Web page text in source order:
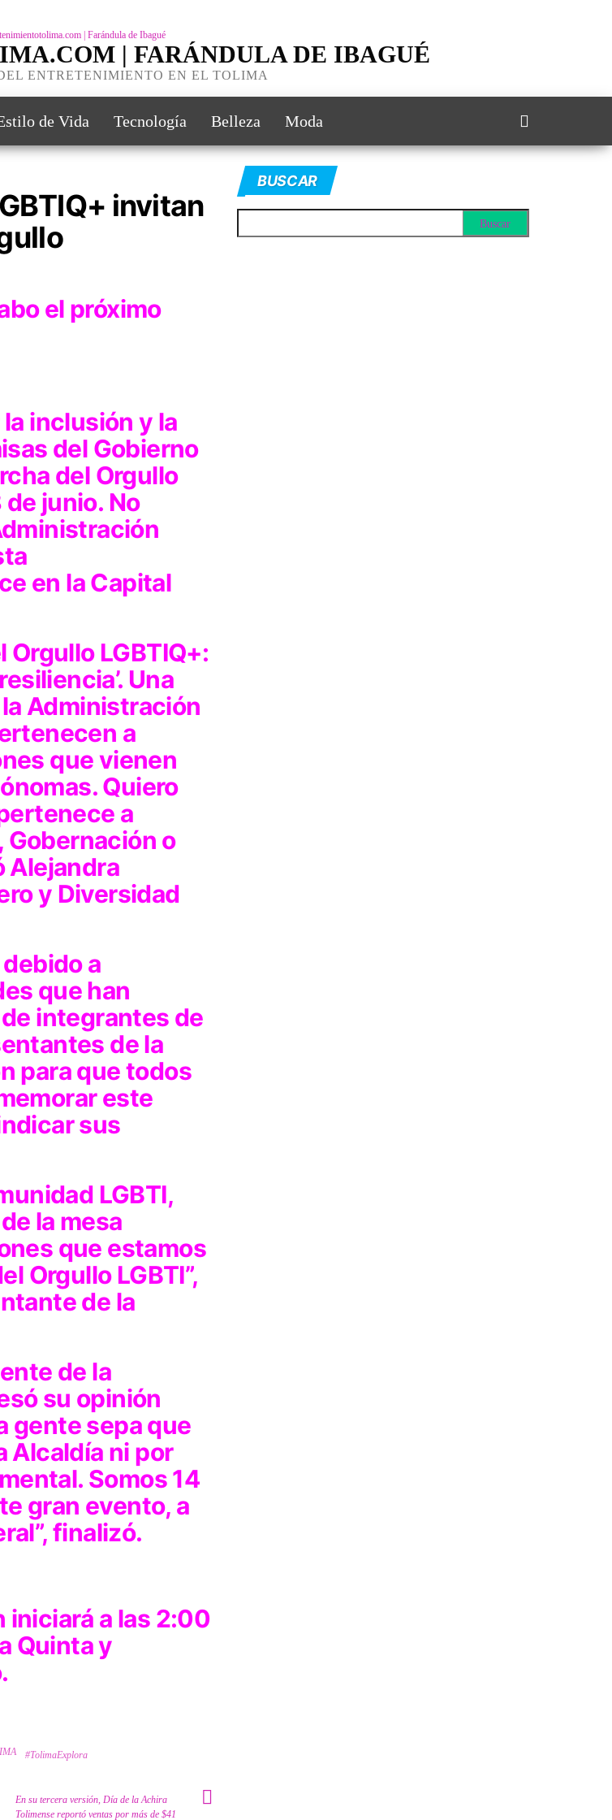
| FARÁNDULA DE IBAGUÉ
ENTRETENIMIENTO EN EL TOLIMA
de Vida Tecnología Belleza Moda
invitan
el próximo
inclusión y la
del Gobierno
del Orgullo
junio. No
en la Capital
Orgullo LGBTIQ+:
Una
Administración
a
que vienen
Quiero
a
o
Alejandra
y Diversidad
a
que han
integrantes de
de la
para que todos
este
sus
LGBTI,
la mesa
que estamos
Orgullo LGBTI”,
de la
de la
su opinión
gente sepa que
Alcaldía ni por
Somos 14
gran evento, a
finalizó.
iniciará a las 2:00
Quinta y
#TolimaExplora
En su tercera versión, Día de la Achira
Tolimense reportó ventas por más de $41
BUSCAR